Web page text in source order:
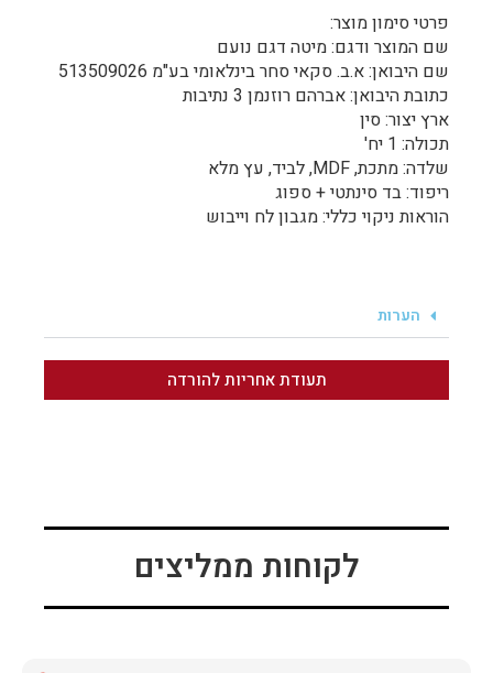
פרטי סימון מוצר:
שם המוצר ודגם: מיטה דגם נועם
שם היבואן: א.ב. סקאי סחר בינלאומי בע"מ 513509026
כתובת היבואן: אברהם רוזנמן 3 נתיבות
ארץ יצור: סין
תכולה: 1 יח'
שלדה: מתכת, MDF, לביד, עץ מלא
ריפוד: בד סינתטי + ספוג
הוראות ניקוי כללי: מגבון לח וייבוש
הערות
תעודת אחריות להורדה
לקוחות ממליצים